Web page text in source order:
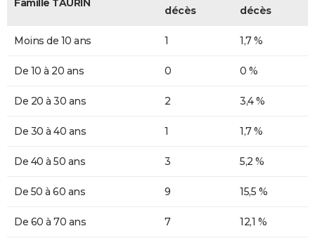
Famille TAURIN
décès
décès
Moins de 10 ans 1 1,7 %
De 10 à 20 ans 0 0 %
De 20 à 30 ans 2 3,4 %
De 30 à 40 ans 1 1,7 %
De 40 à 50 ans 3 5,2 %
De 50 à 60 ans 9 15,5 %
De 60 à 70 ans 7 12,1 %